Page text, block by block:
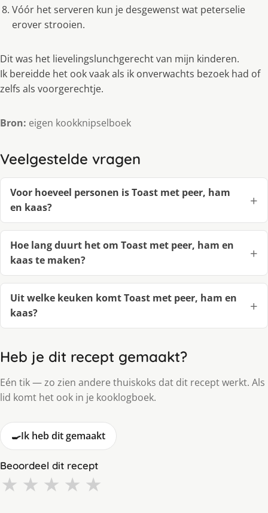
Vóór het serveren kun je desgewenst wat peterselie
erover strooien.
Dit was het lievelingslunchgerecht van mijn kinderen.
Ik bereidde het ook vaak als ik onverwachts bezoek had of
zelfs als voorgerechtje.
Bron: eigen kookknipselboek
Veelgestelde vragen
Voor hoeveel personen is Toast met peer, ham
en kaas?
Hoe lang duurt het om Toast met peer, ham en
kaas te maken?
Uit welke keuken komt Toast met peer, ham en
kaas?
Heb je dit recept gemaakt?
Eén tik — zo zien andere thuiskoks dat dit recept werkt. Als
lid komt het ook in je kooklogboek.
🍳Ik heb dit gemaakt
Beoordeel dit recept
★ ★ ★ ★ ★